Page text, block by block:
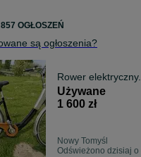
OGŁOSZEŃ
są ogłoszenia?
Rower elektryczny.
Używane
1 600 zł
Nowy Tomyśl
Odświeżono dzisiaj o